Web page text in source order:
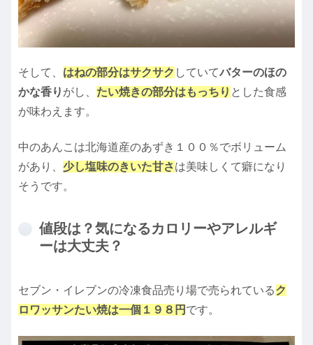
そして、 はねの部分はサクサク していてバターのほの
かな香り がし、 たい焼きの部分はもっちり とした食感
が味わえます。
中のあんこは北海道産のあずき１００％でボリューム
があり、 少し塩味のきいた甘さは美味しくて癖になり
そうです。
値段は？気になるカロリーやアレルギ
ーは大丈夫？
セブン・イレブンの冷凍食品売り場で売られているク
ロワッサンたい焼は一個１９８円 です。